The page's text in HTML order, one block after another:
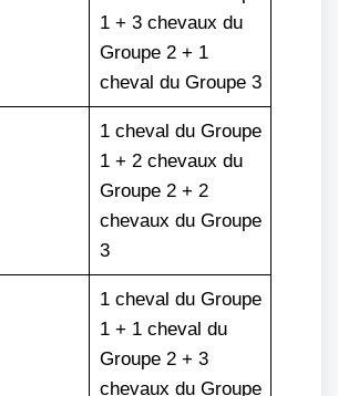
1 + 3 chevaux du
Groupe 2 + 1
cheval du Groupe 3
1 cheval du Groupe
1 + 2 chevaux du
Groupe 2 + 2
chevaux du Groupe
3
1 cheval du Groupe
1 + 1 cheval du
Groupe 2 + 3
chevaux du Groupe